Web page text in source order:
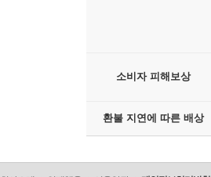
소비자 피해보상
환불 지연에 따른 배상